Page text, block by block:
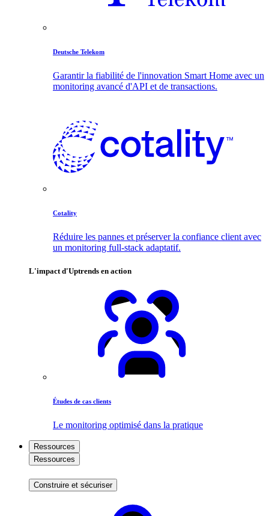
Deutsche Telekom
Garantir la fiabilité de l'innovation Smart Home avec un
monitoring avancé d'API et de transactions.
Cotality
Réduire les pannes et préserver la confiance client avec
un monitoring full-stack adaptatif.
L'impact d'Uptrends en action
Études de cas clients
Le monitoring optimisé dans la pratique
Ressources
Ressources
Construire et sécuriser